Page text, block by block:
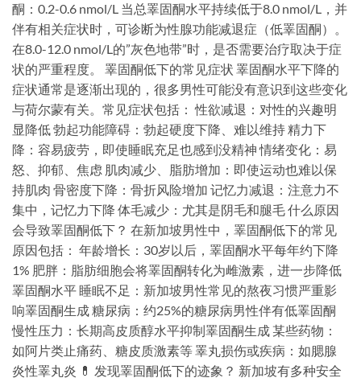
酮：0.2-0.6 nmol/L 当总睪固酮水平持续低于8.0 nmol/L，并
伴有相关症状时，可诊断为性腺功能减退症（低睪固酮）。
在8.0-12.0 nmol/L的”灰色地带”时，是否需要治疗取决于症
状的严重程度。 睪固酮低下的常见症状 睪固酮水平下降的
症状通常是逐渐出现的，很多男性可能没有意识到这些变化
与荷尔蒙有关。常见症状包括： 性欲减退：对性的兴趣明
显降低 勃起功能障碍：勃起硬度下降、难以维持 精力下
降：容易疲劳，即使睡眠充足也感到没精神 情绪变化：易
怒、抑郁、焦虑 肌肉减少、脂肪增加：即使运动也难以保
持肌肉 骨密度下降：骨折风险增加 记忆力减退：注意力不
集中，记忆力下降 体毛减少：尤其是阴毛和腿毛 什么原因
会导致睪固酮低下？ 在新加坡男性中，睪固酮低下的常见
原因包括： 年龄增长：30岁以后，睪固酮水平每年约下降
1% 肥胖：脂肪细胞会将睪固酮转化为雌激素，进一步降低
睪固酮水平 睡眠不足：新加坡男性常见的熬夜习惯严重影
响睪固酮生成 糖尿病：约25%的糖尿病男性伴有低睪固酮
慢性压力：长期高皮质醇水平抑制睪固酮生成 某些药物：
如阿片类止痛药、糖皮质激素等 睪丸损伤或疾病：如腮腺
炎性睪丸炎 💊 发现睪固酮低下的迹象？ 新加坡有多种安全